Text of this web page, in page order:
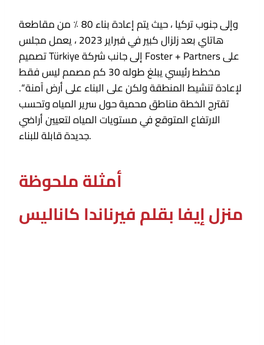
وإلى جنوب تركيا ، حيث يتم إعادة بناء 80 ٪ من مقاطعة
هاتاي بعد زلزال كبير في فبراير 2023 ، يعمل مجلس
تصميم Türkiye إلى جانب شركة Foster + Partners على
مخطط رئيسي يبلغ طوله 30 كم مصمم ليس فقط
لإعادة تنشيط المنطقة ولكن على البناء على أرض آمنة “.
تقترح الخطة مناطق محمية حول سرير المياه وتحسب
الارتفاع المتوقع في مستويات المياه لتعيين أراضي
جديدة قابلة للبناء.
أمثلة ملحوظة
منزل إيفا بقلم فيرناندا كاناليس